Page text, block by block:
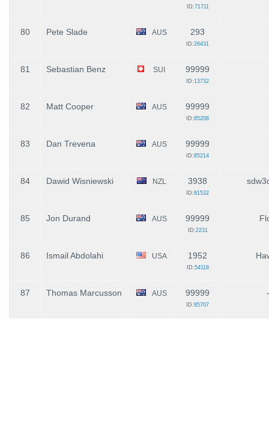
ID:71711
80 Pete Slade AUS 293
ID:26431
81 Sebastian Benz SUI 99999
ID:13732
82 Matt Cooper AUS 99999
ID:85208
83 Dan Trevena AUS 99999
ID:85214
84 Dawid Wisniewski NZL 3938
ID:81532
85 Jon Durand AUS 99999
ID:2231
86 Ismail Abdolahi USA 1952
ID:54118
87 Thomas Marcusson AUS 99999
ID:85707
-